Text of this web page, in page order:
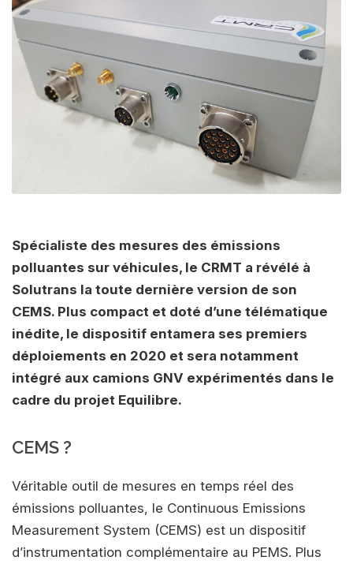
Spécialiste des mesures des émissions
polluantes sur véhicules, le CRMT a révélé à
Solutrans la toute dernière version de son
CEMS. Plus compact et doté d’une télématique
inédite, le dispositif entamera ses premiers
déploiements en 2020 et sera notamment
intégré aux camions GNV expérimentés dans le
cadre du projet Equilibre.
CEMS ?
Véritable outil de mesures en temps réel des
émissions polluantes, le Continuous Emissions
Measurement System (CEMS) est un dispositif
d’instrumentation complémentaire au PEMS. Plus